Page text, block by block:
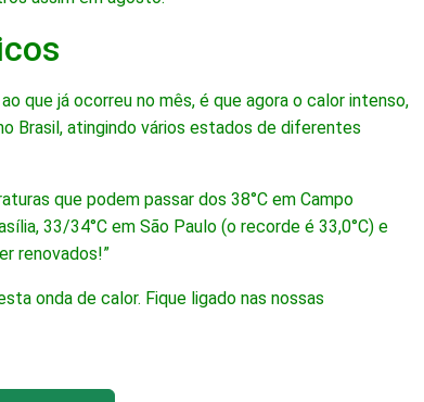
que já ocorreu no mês, é que agora o calor intenso,
Brasil, atingindo vários estados de diferentes
que podem passar dos 38°C em Campo
33/34°C em São Paulo (o recorde é 33,0°C) e
renovados!”
onda de calor. Fique ligado nas nossas